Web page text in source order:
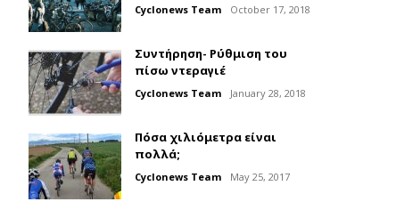
Cyclonews Team October 17, 2018
Συντήρηση- Ρύθμιση του
πίσω ντεραγιέ
Cyclonews Team January 28, 2018
Πόσα χιλιόμετρα είναι
πολλά;
Cyclonews Team May 25, 2017